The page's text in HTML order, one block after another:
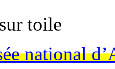
toile
national